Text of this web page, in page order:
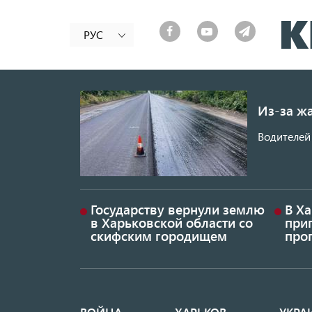
РУС
Из-за
Государству вернули землю
в Харьковской области со
скифским городищем
В